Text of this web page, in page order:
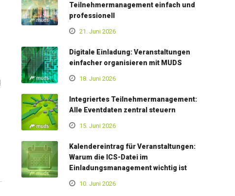
Teilnehmermanagement einfach und
professionell
21. Juni 2026
Digitale Einladung: Veranstaltungen
einfacher organisieren mit MUDS
18. Juni 2026
Integriertes Teilnehmermanagement:
Alle Eventdaten zentral steuern
15. Juni 2026
Kalendereintrag für Veranstaltungen:
Warum die ICS-Datei im
Einladungsmanagement wichtig ist
10. Juni 2026